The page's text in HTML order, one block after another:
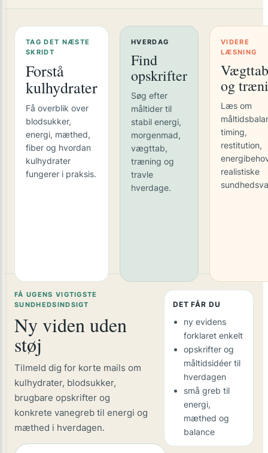
TAG DET NÆSTE
SKRIDT
Forstå
kulhydrater
Få overblik over
blodsukker,
energi, mæthed,
fiber og hvordan
kulhydrater
fungerer i praksis.
HVERDAG
Find
opskrifter
Søg efter
måltider til
stabil energi,
morgenmad,
vægttab,
træning og
travle
hverdage.
VIDERE
LÆSNING
Vægttab
og
Læs om
timing,
restitution,
realistiske
FÅ UGENS VIGTIGSTE
SUNDHEDSINDSIGT
Ny viden uden
støj
Tilmeld dig for korte mails om
kulhydrater, blodsukker,
brugbare opskrifter og
konkrete vanegreb til energi og
mæthed i hverdagen.
DET FÅR DU
ny evidens
forklaret enkelt
opskrifter og
måltidsidéer til
hverdagen
små greb til
energi,
mæthed og
balance